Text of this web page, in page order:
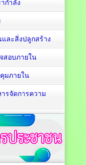
กำลัง
ละสิ่งปลูกสร้าง
สอบภายใน
มภายใน
รจัดการความ